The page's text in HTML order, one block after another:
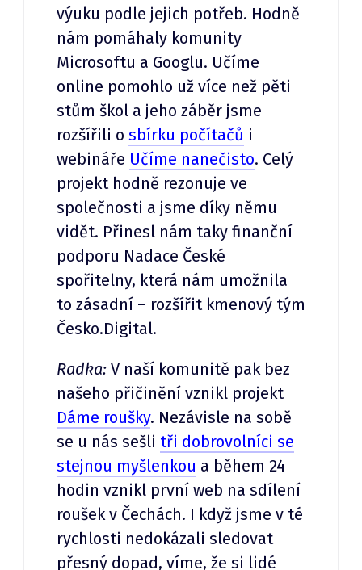
výuku podle jejich potřeb. Hodně
nám pomáhaly komunity
Microsoftu a Googlu. Učíme
online pomohlo už více než pěti
stům škol a jeho záběr jsme
rozšířili o sbírku počítačů i
webináře Učíme nanečisto. Celý
projekt hodně rezonuje ve
společnosti a jsme díky němu
vidět. Přinesl nám taky finanční
podporu Nadace České
spořitelny, která nám umožnila
to zásadní – rozšířit kmenový tým
Česko.Digital.
Radka: V naší komunitě pak bez
našeho přičinění vznikl projekt
Dáme roušky. Nezávisle na sobě
se u nás sešli tři dobrovolníci se
stejnou myšlenkou a během 24
hodin vznikl první web na sdílení
roušek v Čechách. I když jsme v té
rychlosti nedokázali sledovat
přesný dopad, víme, že si lidé